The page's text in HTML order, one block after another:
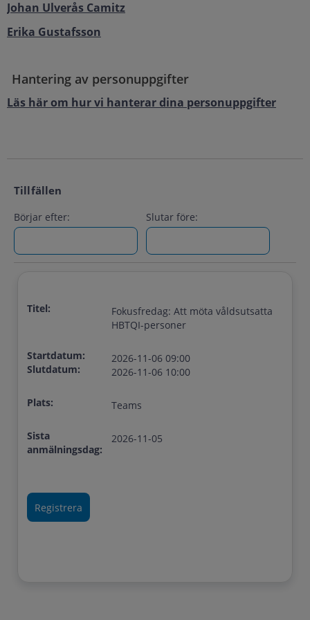
Johan Ulverås Camitz
Erika Gustafsson
Hantering av personuppgifter
Läs här om hur vi hanterar dina personuppgifter
Tillfällen
Börjar efter: Slutar före:
Titel:
Fokusfredag: Att möta våldsutsatta
HBTQI-personer
Startdatum:
Slutdatum:
2026-11-06 09:00
2026-11-06 10:00
Plats: Teams
Sista
anmälningsdag:
2026-11-05